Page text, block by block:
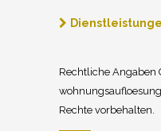
Rechtliche
Rechte vorbehalten.